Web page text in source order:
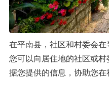
在平南县，社区和村委会在
您可以向居住地的社区或
据您提供的信息，协助您在